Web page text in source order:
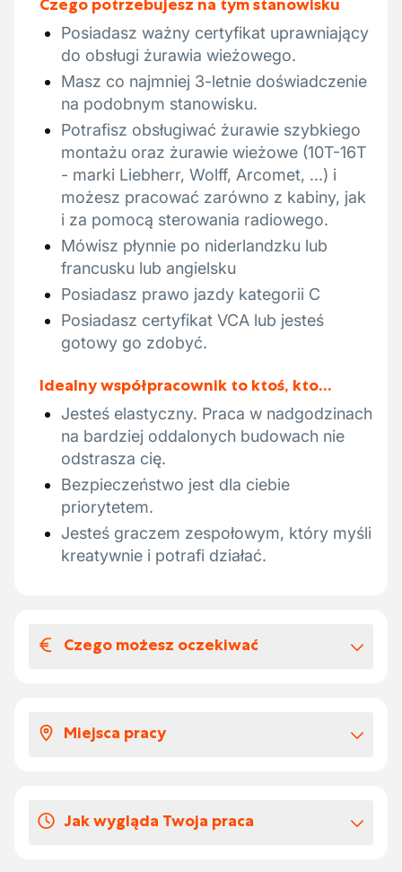
Czego potrzebujesz na tym stanowisku
Posiadasz ważny certyfikat uprawniający
do obsługi żurawia wieżowego.
Masz co najmniej 3-letnie doświadczenie
na podobnym stanowisku.
Potrafisz obsługiwać żurawie szybkiego
montażu oraz żurawie wieżowe (10T-16T
- marki Liebherr, Wolff, Arcomet, ...) i
możesz pracować zarówno z kabiny, jak
i za pomocą sterowania radiowego.
Mówisz płynnie po niderlandzku lub
francusku lub angielsku
Posiadasz prawo jazdy kategorii C
Posiadasz certyfikat VCA lub jesteś
gotowy go zdobyć.
Idealny współpracownik to ktoś, kto…
Jesteś elastyczny. Praca w nadgodzinach
na bardziej oddalonych budowach nie
odstrasza cię.
Bezpieczeństwo jest dla ciebie
priorytetem.
Jesteś graczem zespołowym, który myśli
kreatywnie i potrafi działać.
Czego możesz oczekiwać
Wynagrodzenie według doświadczenia
Dodatek za dojazdy
Miejsca pracy
Jak wygląda Twoja praca